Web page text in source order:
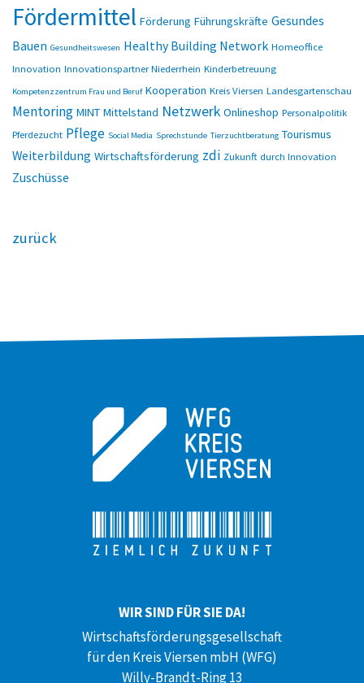
Fördermittel Förderung Führungskräfte Gesundes
Bauen Gesundheitswesen Healthy Building Network Homeoffice
Innovation Innovationspartner Niederrhein Kinderbetreuung
Kompetenzzentrum Frau und Beruf Kooperation Kreis Viersen Landesgartenschau
Mentoring MINT Mittelstand Netzwerk Onlineshop Personalpolitik
Pferdezucht Pflege Social Media Sprechstunde Tierzuchtberatung Tourismus
Weiterbildung Wirtschaftsförderung zdi Zukunft durch Innovation
Zuschüsse
zurück
WIR SIND FÜR SIE DA!
Wirtschaftsförderungsgesellschaft
für den Kreis Viersen mbH (WFG)
Willy-Brandt-Ring 13